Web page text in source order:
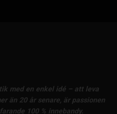
med en enkel idé – att leva
än 20 år senare, är passionen
100 % innebandy.